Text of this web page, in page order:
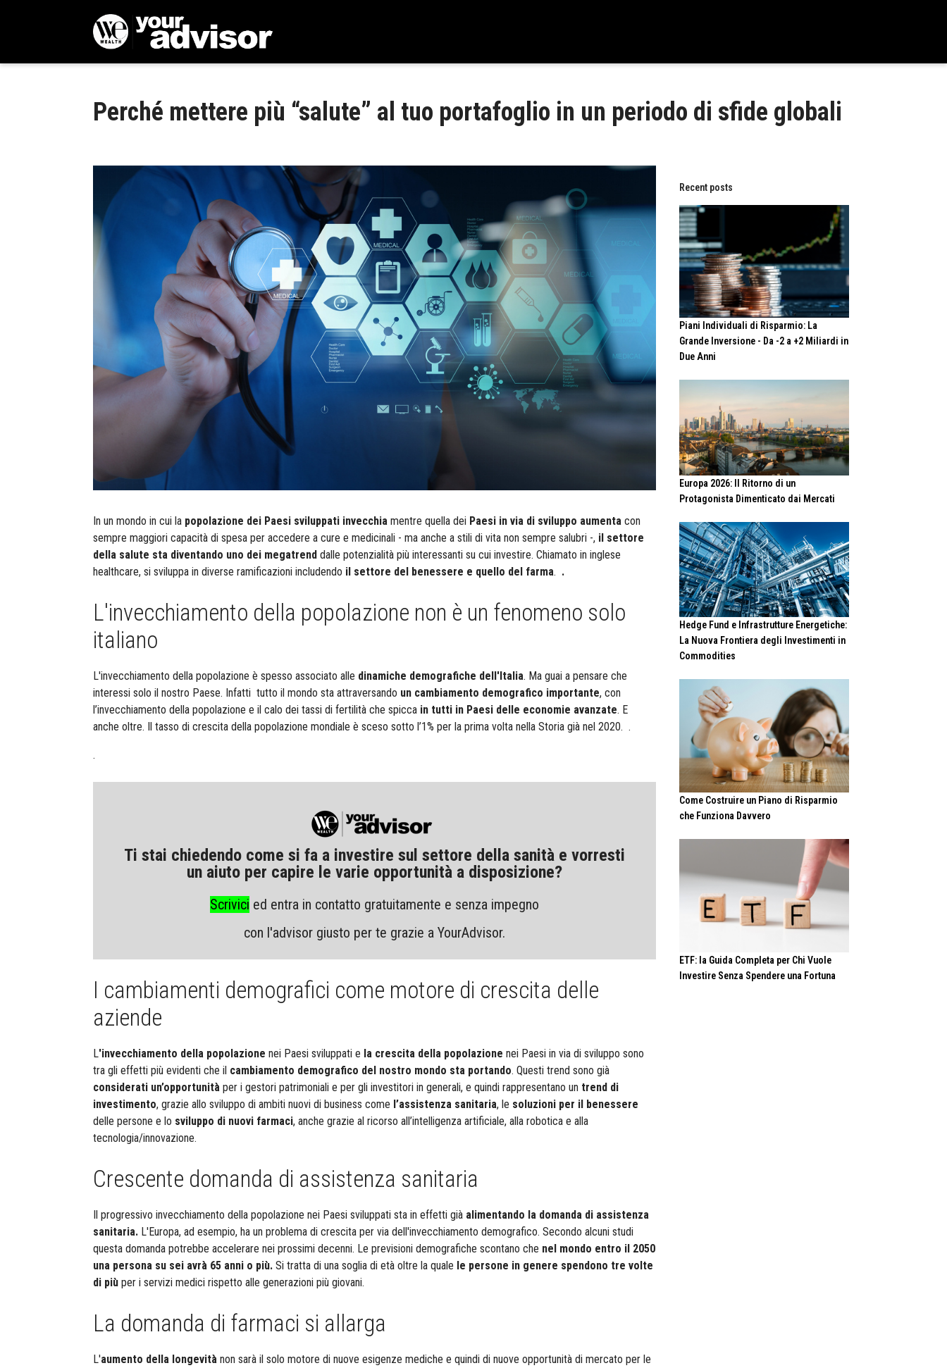
Perché mettere più “salute” al tuo portafoglio in un periodo di sfide globali
In un mondo in cui la popolazione dei Paesi sviluppati invecchia mentre quella dei Paesi in via di sviluppo aumenta con
sempre maggiori capacità di spesa per accedere a cure e medicinali - ma anche a stili di vita non sempre salubri -, il settore
della salute sta diventando uno dei megatrend dalle potenzialità più interessanti su cui investire. Chiamato in inglese
healthcare, si sviluppa in diverse ramificazioni includendo il settore del benessere e quello del farma. .
L'invecchiamento della popolazione non è un fenomeno solo
italiano
L'invecchiamento della popolazione è spesso associato alle dinamiche demografiche dell'Italia. Ma guai a pensare che
interessi solo il nostro Paese. Infatti tutto il mondo sta attraversando un cambiamento demografico importante, con
l’invecchiamento della popolazione e il calo dei tassi di fertilità che spicca in tutti in Paesi delle economie avanzate. E
anche oltre. Il tasso di crescita della popolazione mondiale è sceso sotto l’1% per la prima volta nella Storia già nel 2020. .
.
Ti stai chiedendo come si fa a investire sul settore della sanità e vorresti
un aiuto per capire le varie opportunità a disposizione?
Scrivici ed entra in contatto gratuitamente e senza impegno
con l'advisor giusto per te grazie a YourAdvisor.
I cambiamenti demografici come motore di crescita delle
aziende
L'invecchiamento della popolazione nei Paesi sviluppati e la crescita della popolazione nei Paesi in via di sviluppo sono
tra gli effetti più evidenti che il cambiamento demografico del nostro mondo sta portando. Questi trend sono già
considerati un’opportunità per i gestori patrimoniali e per gli investitori in generali, e quindi rappresentano un trend di
investimento, grazie allo sviluppo di ambiti nuovi di business come l’assistenza sanitaria, le soluzioni per il benessere
delle persone e lo sviluppo di nuovi farmaci, anche grazie al ricorso all’intelligenza artificiale, alla robotica e alla
tecnologia/innovazione.
Crescente domanda di assistenza sanitaria
Il progressivo invecchiamento della popolazione nei Paesi sviluppati sta in effetti già alimentando la domanda di assistenza
sanitaria. L'Europa, ad esempio, ha un problema di crescita per via dell'invecchiamento demografico. Secondo alcuni studi
questa domanda potrebbe accelerare nei prossimi decenni. Le previsioni demografiche scontano che nel mondo entro il 2050
una persona su sei avrà 65 anni o più. Si tratta di una soglia di età oltre la quale le persone in genere spendono tre volte
di più per i servizi medici rispetto alle generazioni più giovani.
La domanda di farmaci si allarga
L'aumento della longevità non sarà il solo motore di nuove esigenze mediche e quindi di nuove opportunità di mercato per le
Recent posts
Piani Individuali di Risparmio: La
Grande Inversione - Da -2 a +2 Miliardi in
Due Anni
Europa 2026: Il Ritorno di un
Protagonista Dimenticato dai Mercati
Hedge Fund e Infrastrutture Energetiche:
La Nuova Frontiera degli Investimenti in
Commodities
Come Costruire un Piano di Risparmio
che Funziona Davvero
ETF: la Guida Completa per Chi Vuole
Investire Senza Spendere una Fortuna